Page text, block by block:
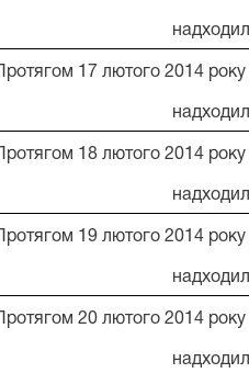
Протягом 17 лютого 2014
Протягом 18 лютого 2014
Протягом 19 лютого 2014
Протягом 20 лютого 2014